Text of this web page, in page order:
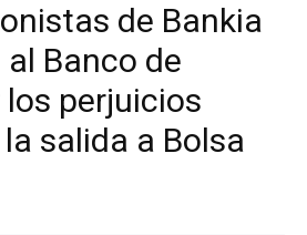
de Bankia
Banco de
los perjuicios
salida a Bolsa